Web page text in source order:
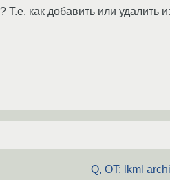
как добавить или удалить
Q, OT: lkml